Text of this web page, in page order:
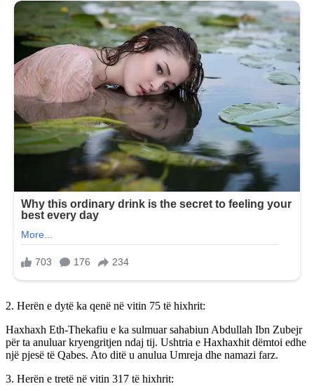
2. Herën e dytë ka qenë në vitin 75 të hixhrit:
Haxhaxh Eth-Thekafiu e ka sulmuar sahabiun Abdullah Ibn Zubejr
për ta anuluar kryengritjen ndaj tij. Ushtria e Haxhaxhit dëmtoi edhe
një pjesë të Qabes. Ato ditë u anulua Umreja dhe namazi farz.
3. Herën e tretë në vitin 317 të hixhrit: